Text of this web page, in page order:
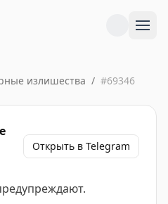
излишества / #69346
Открыть в Telegram